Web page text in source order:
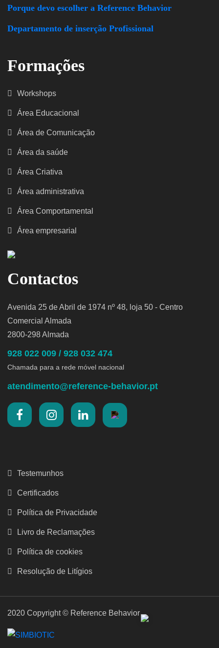
Porque devo escolher a Reference Behavior
Departamento de inserção Profissional
Formações
Workshops
Área Educacional
Área de Comunicação
Área da saúde
Área Criativa
Área administrativa
Área Comportamental
Área empresarial
Contactos
Avenida 25 de Abril de 1974 nº 48, loja 50 - Centro
Comercial Almada
2800-298 Almada
928 022 009 / 928 032 474
Chamada para a rede móvel nacional
atendimento@reference-behavior.pt
Testemunhos
Certificados
Política de Privacidade
Livro de Reclamações
Política de cookies
Resolução de Litígios
2020 Copyright © Reference Behavior